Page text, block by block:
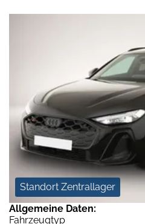
Standort Zentrallager
Allgemeine Daten:
Fahrzeugtyp